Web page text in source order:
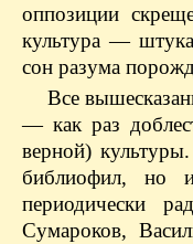
оппозиции
культура —
сон разума
Все
— как раз
верной)
библиофил, но
периодически
Сумароков,